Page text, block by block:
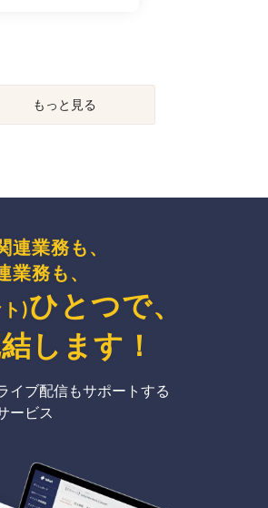
もっと見る
連業務も、
業務も、
)ひとつで、
します ！
イブ配信もサポートする
ービス